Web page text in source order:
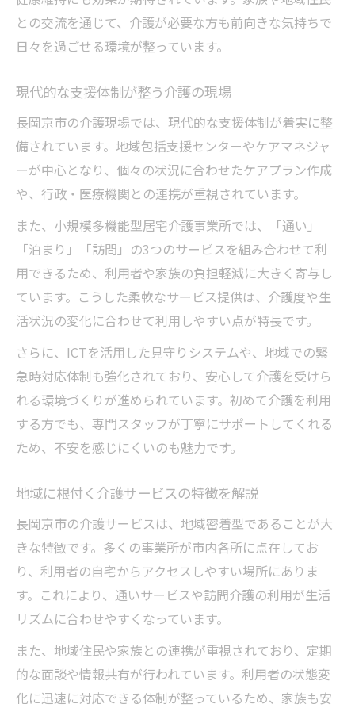
との交流を通じて、介護が必要な方も前向きな気持ちで
日々を過ごせる環境が整っています。
現代的な支援体制が整う介護の現場
長岡京市の介護現場では、現代的な支援体制が着実に整
備されています。地域包括支援センターやケアマネジャ
ーが中心となり、個々の状況に合わせたケアプラン作成
や、行政・医療機関との連携が重視されています。
また、小規模多機能型居宅介護事業所では、「通い」
「泊まり」「訪問」の3つのサービスを組み合わせて利
用できるため、利用者や家族の負担軽減に大きく寄与し
ています。こうした柔軟なサービス提供は、介護度や生
活状況の変化に合わせて利用しやすい点が特長です。
さらに、ICTを活用した見守りシステムや、地域での緊
急時対応体制も強化されており、安心して介護を受けら
れる環境づくりが進められています。初めて介護を利用
する方でも、専門スタッフが丁寧にサポートしてくれる
ため、不安を感じにくいのも魅力です。
地域に根付く介護サービスの特徴を解説
長岡京市の介護サービスは、地域密着型であることが大
きな特徴です。多くの事業所が市内各所に点在してお
り、利用者の自宅からアクセスしやすい場所にありま
す。これにより、通いサービスや訪問介護の利用が生活
リズムに合わせやすくなっています。
また、地域住民や家族との連携が重視されており、定期
的な面談や情報共有が行われています。利用者の状態変
化に迅速に対応できる体制が整っているため、家族も安